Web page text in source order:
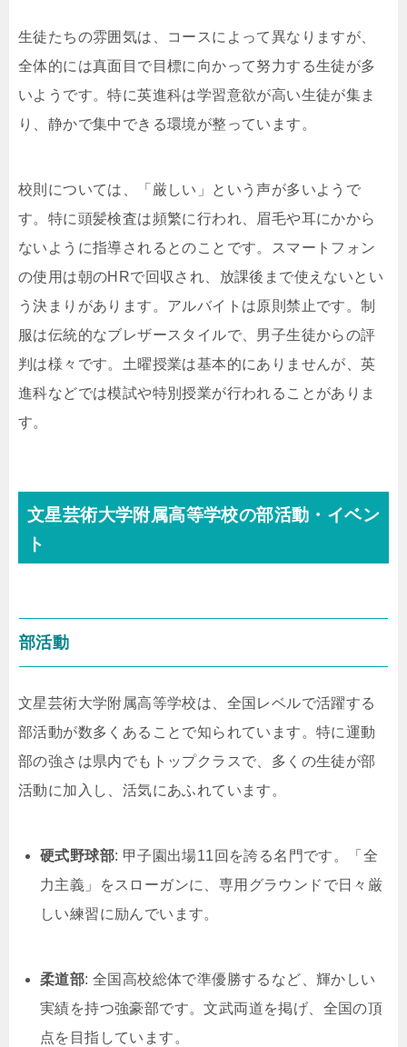
生徒たちの雰囲気は、コースによって異なりますが、
全体的には真面目で目標に向かって努力する生徒が多
いようです。特に英進科は学習意欲が高い生徒が集ま
り、静かで集中できる環境が整っています。
校則については、「厳しい」という声が多いようで
す。特に頭髪検査は頻繁に行われ、眉毛や耳にかから
ないように指導されるとのことです。スマートフォン
の使用は朝のHRで回収され、放課後まで使えないとい
う決まりがあります。アルバイトは原則禁止です。制
服は伝統的なブレザースタイルで、男子生徒からの評
判は様々です。土曜授業は基本的にありませんが、英
進科などでは模試や特別授業が行われることがありま
す。
文星芸術大学附属高等学校の部活動・イベン
ト
部活動
文星芸術大学附属高等学校は、全国レベルで活躍する
部活動が数多くあることで知られています。特に運動
部の強さは県内でもトップクラスで、多くの生徒が部
活動に加入し、活気にあふれています。
硬式野球部: 甲子園出場11回を誇る名門です。「全
力主義」をスローガンに、専用グラウンドで日々厳
しい練習に励んでいます。
柔道部: 全国高校総体で準優勝するなど、輝かしい
実績を持つ強豪部です。文武両道を掲げ、全国の頂
点を目指しています。